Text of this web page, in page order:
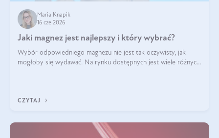
Maria Knapik
16 cze 2026
Jaki magnez jest najlepszy i który wybrać?
Wybór odpowiedniego magnezu nie jest tak oczywisty, jak
mogłoby się wydawać. Na rynku dostępnych jest wiele różnych
CZYTAJ